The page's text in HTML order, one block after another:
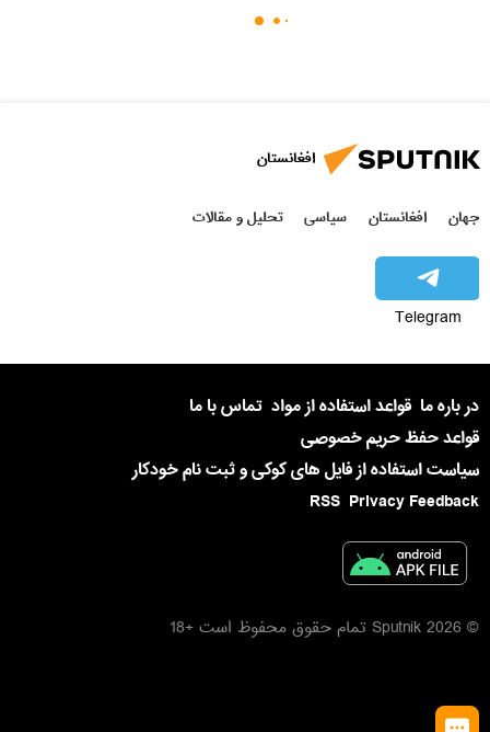
افغانستان
جهان افغانستان سیاسی تحلیل و مقالات
Telegram
در باره ما قواعد استفاده از مواد تماس با ما
قواعد حفظ حریم خصوصی
سیاست استفاده از فایل های کوکی و ثبت نام خودکار
Privacy Feedback
RSS
© 2026 Sputnik تمام حقوق محفوظ است +18